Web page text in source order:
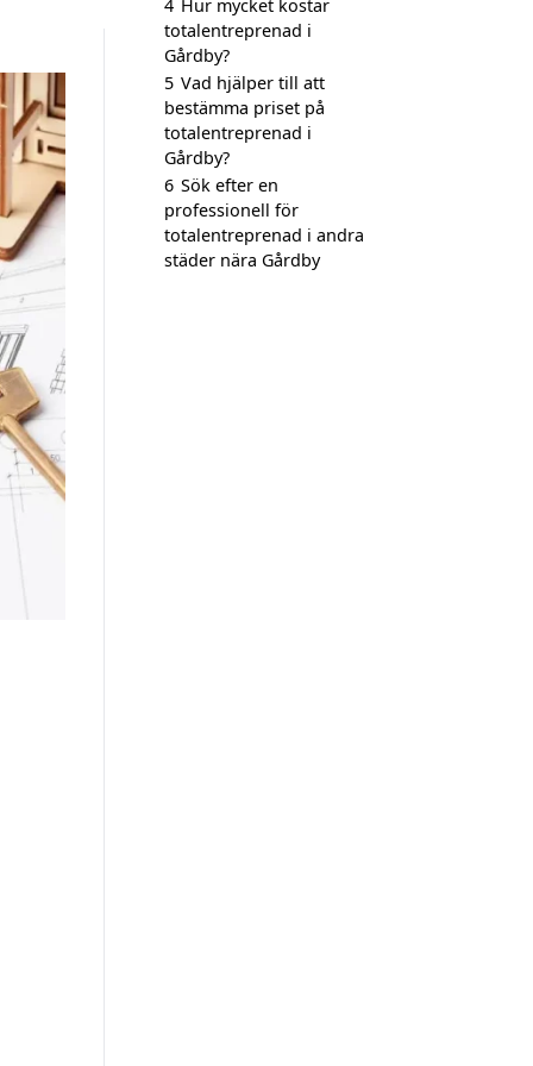
4 Hur mycket kostar
totalentreprenad i
Gårdby?
5 Vad hjälper till att
bestämma priset på
totalentreprenad i
Gårdby?
6 Sök efter en
professionell för
totalentreprenad i andra
städer nära Gårdby